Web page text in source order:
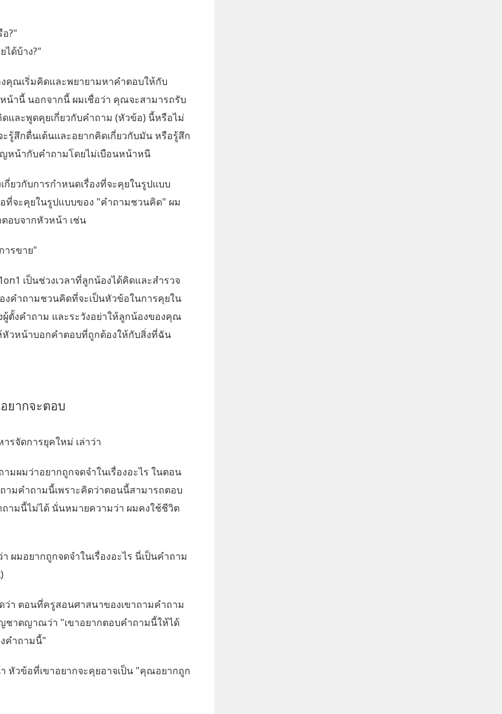
?"
ได้บ้าง?"
คุณเริ่มคิดและพยายามหาคำตอบให้กับ
น้านี้ นอกจากนี้ ผมเชื่อว่า คุณจะสามารถรับ
ละพูดคุยเกี่ยวกับคำถาม (หัวข้อ) นี้หรือไม่
สึกตื่นเต้นและอยากคิดเกี่ยวกับมัน หรือรู้สึก
ญหน้ากับคำถามโดยไม่เบือนหน้าหนี
ยวกับการกำหนดเรื่องที่จะคุยในรูปแบบ
จะคุยในรูปแบบของ "คำถามชวนคิด" ผม
อบจากหัวหน้า เช่น
ารขาย"
เป็นช่วงเวลาที่ลูกน้องได้คิดและสำรวจ
คำถามชวนคิดที่จะเป็นหัวข้อในการคุยใน
ตั้งคำถาม และระวังอย่าให้ลูกน้องของคุณ
วหน้าบอกคำตอบที่ถูกต้องให้กับสิ่งที่ฉัน
ยากจะตอบ
รจัดการยุคใหม่ เล่าว่า
มผมว่าอยากถูกจดจำในเรื่องอะไร ในตอน
มคำถามนี้เพราะคิดว่าตอนนี้สามารถตอบ
ถามนี้ไม่ได้ นั่นหมายความว่า ผมคงใช้ชีวิต
ผมอยากถูกจดจำในเรื่องอะไร นี่เป็นคำถาม
ว่า ตอนที่ครูสอนศาสนาของเขาถามคำถาม
ชาตญาณว่า "เขาอยากตอบคำถามนี้ให้ได้
คำถามนี้"
วข้อที่เขาอยากจะคุยอาจเป็น "คุณอยากถูก